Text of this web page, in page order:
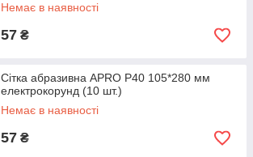
Немає в наявності
57 ₴
Сітка абразивна APRO P40 105*280 мм
електрокорунд (10 шт.)
Немає в наявності
57 ₴